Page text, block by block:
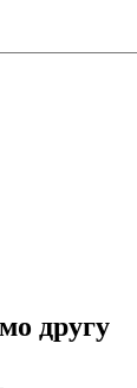
другу